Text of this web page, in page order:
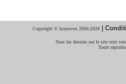
Copyright © Iconovox 2006-2026 |
Tous les dessins sur le site sont
Toute